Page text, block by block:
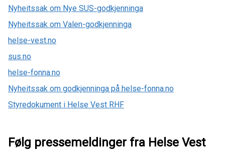
Nyheitssak om Nye SUS-godkjenninga
Nyheitssak om Valen-godkjenninga
helse-vest.no
sus.no
helse-fonna.no
Nyheitssak om godkjenninga på helse-fonna.no
Styredokument i Helse Vest RHF
Følg pressemeldinger fra Helse Vest